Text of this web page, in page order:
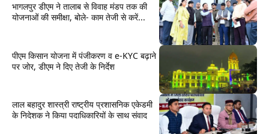
भागलपुर डीएम ने तालाब से विवाह मंडप तक की
योजनाओं की समीक्षा, बोले- काम तेजी से करें...
पीएम किसान योजना में पंजीकरण व e-KYC बढ़ाने
पर जोर, डीएम ने दिए तेजी के निर्देश
लाल बहादुर शास्त्री राष्ट्रीय प्रशासनिक एकेडमी
के निदेशक ने किया पदाधिकारियों के साथ संवाद